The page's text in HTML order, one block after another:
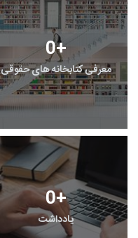
0+
معرفی کتابخانه های حقوقی
0+
یادداشت